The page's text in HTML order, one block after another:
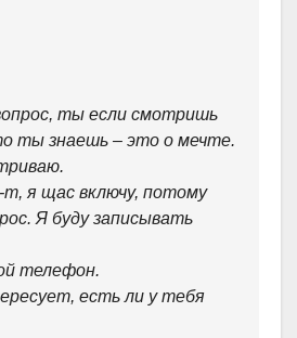
ты если смотришь
ты знаешь – это о мечте.
я щас включу, потому
Я буду записывать
телефон.
есть ли у тебя